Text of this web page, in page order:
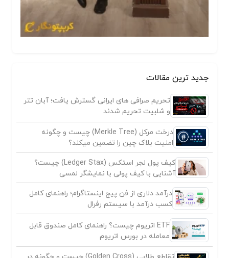
جدید ترین مقالات
تحریم صرافی های ایرانی گسترش یافت؛ آبان تتر
و شلبیت تحریم شدند
درخت مرکل (Merkle Tree) چیست و چگونه
امنیت بلاک چین را تضمین میکند؟
کیف پول لجر استکس (Ledger Stax) چیست؟
آشنایی با کیف پولی با نمایشگر لمسی
درآمد دلاری از فن پیج اینستاگرام؛ راهنمای کامل
کسب درآمد با سیستم رفرال
ETF اتریوم چیست؟ راهنمای کامل صندوق قابل
معامله در بورس اتریوم